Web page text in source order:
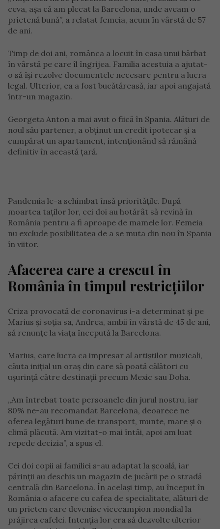
ceva, așa că am plecat la Barcelona, unde aveam o
prietenă bună”, a relatat femeia, acum în vârstă de 57
de ani.
Timp de doi ani, românca a locuit în casa unui bărbat
în vârstă pe care îl îngrijea. Familia acestuia a ajutat-
o să își rezolve documentele necesare pentru a lucra
legal. Ulterior, ea a fost bucătăreasă, iar apoi angajată
într-un magazin.
Georgeta Anton a mai avut o fiică în Spania. Alături de
noul său partener, a obținut un credit ipotecar și a
cumpărat un apartament, intenționând să rămână
definitiv în această țară.
Pandemia le-a schimbat însă prioritățile. După
moartea taților lor, cei doi au hotărât să revină în
România pentru a fi aproape de mamele lor. Femeia
nu exclude posibilitatea de a se muta din nou în Spania
în viitor.
Afacerea care a crescut în
România în timpul restricțiilor
Criza provocată de coronavirus i-a determinat și pe
Marius și soția sa, Andrea, ambii în vârstă de 45 de ani,
să renunțe la viața începută la Barcelona.
Marius, care lucra ca impresar al artiștilor muzicali,
căuta inițial un oraș din care să poată călători cu
ușurință către destinații precum Mexic sau Doha.
„Am întrebat toate persoanele din jurul nostru, iar
80% ne-au recomandat Barcelona, deoarece ne
oferea legături bune de transport, munte, mare și o
climă plăcută. Am vizitat-o mai întâi, apoi am luat
repede decizia”, a spus el.
Cei doi copii ai familiei s-au adaptat la școală, iar
părinții au deschis un magazin de jucării pe o stradă
centrală din Barcelona. În același timp, au început în
România o afacere cu cafea de specialitate, alături de
un prieten care devenise vicecampion mondial la
prăjirea cafelei. Intenția lor era să dezvolte ulterior